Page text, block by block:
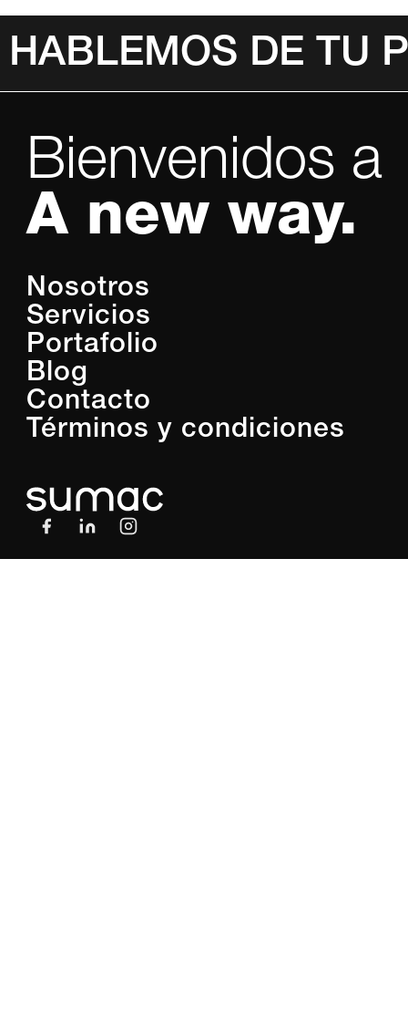
HABLEMOS DE TU
Bienvenidos a
A new way.
Nosotros
Servicios
Portafolio
Blog
Contacto
Términos y condiciones